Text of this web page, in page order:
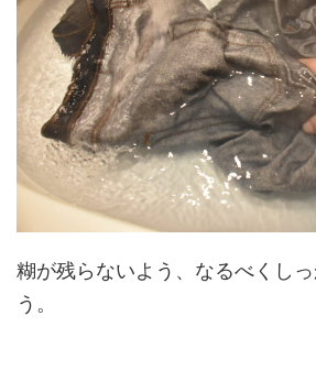
糊が残らないよう、なるべくし
う。